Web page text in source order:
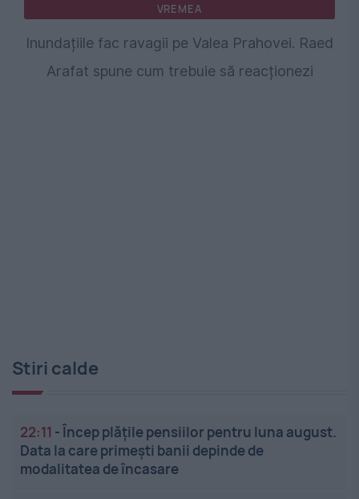
VREMEA
Inundațiile fac ravagii pe Valea Prahovei. Raed
Arafat spune cum trebuie să reacționezi
Stiri calde
22:11 -Încep plățile pensiilor pentru luna august.
Data la care primești banii depinde de
modalitatea de încasare